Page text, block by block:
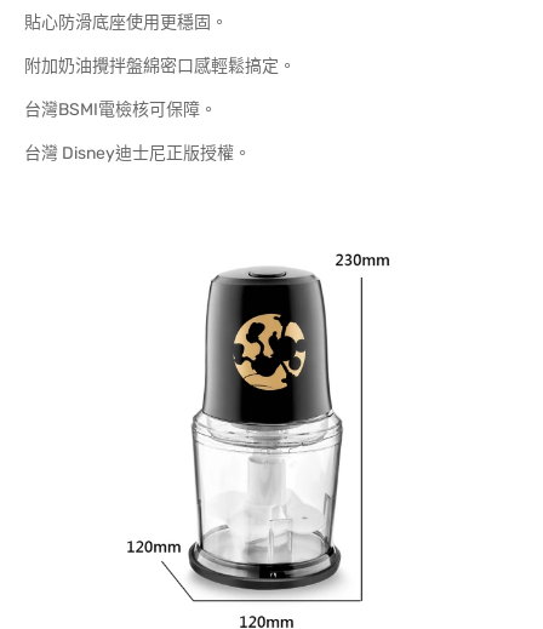
貼心防滑底座使用更穩固。
附加奶油攪拌盤綿密口感輕鬆搞定。
台灣BSMI電檢核可保障。
台灣 Disney迪士尼正版授權。